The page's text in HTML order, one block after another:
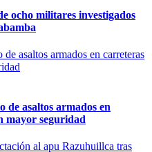
ocho militares investigados
de asaltos armados en
mayor seguridad